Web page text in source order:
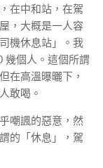
在中和站，在駕
，大概是一人容
機休息站」。我
幾個人。這個所謂
在高溫曝曬下，
敢喝。
嘲諷的惡意，然
的「休息」，駕